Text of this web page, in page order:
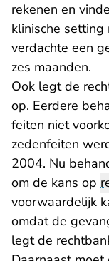
rekenen en
klinische
verdachte een
zes maanden.
Ook legt de
op. Eerdere
feiten niet
zedenfeiten
2004. Nu
om de kans op
voorwaardelijk
omdat de
legt de